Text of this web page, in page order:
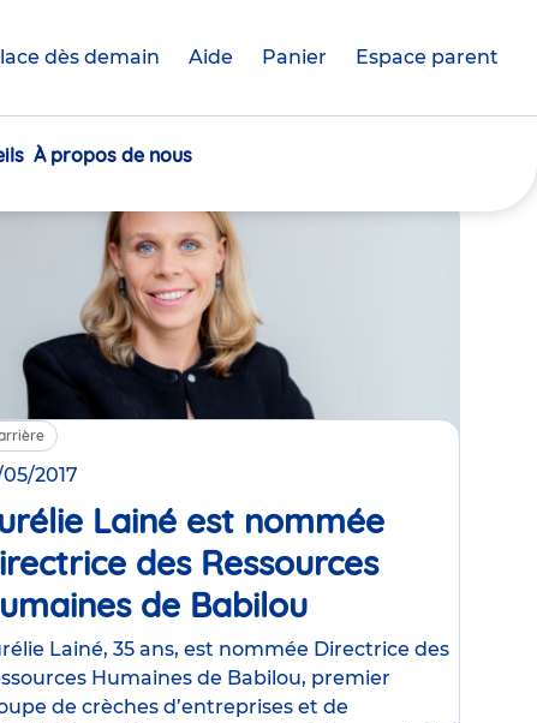
dès demain Aide Panier crèche(s)
Espace parent
À propos de nous
nous vous
2017
Lainé est nommée
des Ressources
de BabilouCommuniqué
de
presse
Lainé, 35 ans, est nommée Directrice des
Humaines de Babilou, premier
de crèches d’entreprises et de